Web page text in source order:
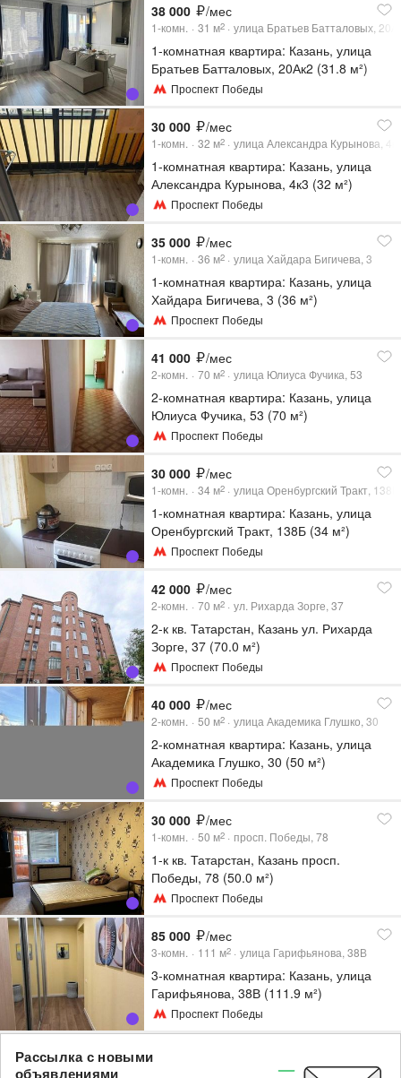
38 000 /мес
1-комн. 31 м2 улица Братьев Батталовых,
1-комнатная квартира: Казань, улица
Братьев Батталовых, 20Ак2 (31.8 м²)
Проспект Победы
30 000 /мес
1-комн. 32 м2 улица Александра Курынова,
1-комнатная квартира: Казань, улица
Александра Курынова, 4к3 (32 м²)
Проспект Победы
35 000 /мес
1-комн. 36 м2 улица Хайдара Бигичева, 3
1-комнатная квартира: Казань, улица
Хайдара Бигичева, 3 (36 м²)
Проспект Победы
41 000 /мес
2-комн. 70 м2 улица Юлиуса Фучика, 53
2-комнатная квартира: Казань, улица
Юлиуса Фучика, 53 (70 м²)
Проспект Победы
30 000 /мес
1-комн. 34 м2 улица Оренбургский Тракт, 138Б
1-комнатная квартира: Казань, улица
Оренбургский Тракт, 138Б (34 м²)
Проспект Победы
42 000 /мес
2-комн. 70 м2 ул. Рихарда Зорге, 37
2-к кв. Татарстан, Казань ул. Рихарда
Зорге, 37 (70.0 м²)
Проспект Победы
40 000 /мес
2-комн. 50 м2 улица Академика Глушко, 30
2-комнатная квартира: Казань, улица
Академика Глушко, 30 (50 м²)
Проспект Победы
30 000 /мес
1-комн. 50 м2 просп. Победы, 78
1-к кв. Татарстан, Казань просп.
Победы, 78 (50.0 м²)
Проспект Победы
85 000 /мес
3-комн. 111 м2 улица Гарифьянова, 38В
3-комнатная квартира: Казань, улица
Гарифьянова, 38В (111.9 м²)
Проспект Победы
Рассылка с новыми
объявлениями